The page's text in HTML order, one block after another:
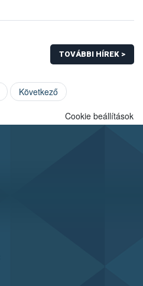
TOVÁBBI HÍREK >
Következő
Cookie beállítások